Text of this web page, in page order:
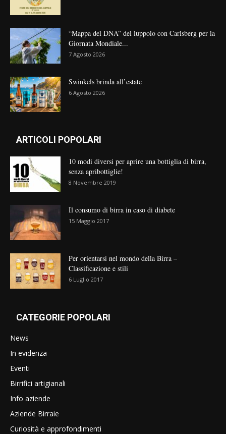
“Mappa del DNA” del luppolo con Carlsberg per la
Giornata Mondiale...
7 Agosto 2026
Swinkels brinda all’estate
6 Agosto 2026
ARTICOLI POPOLARI
10 modi diversi per aprire una bottiglia di birra,
senza apribottiglie!
8 Novembre 2019
Il consumo di birra in caso di diabete
15 Maggio 2017
Per orientarsi nel mondo della Birra –
Classificazione e stili
6 Luglio 2017
CATEGORIE POPOLARI
News
In evidenza
Eventi
Birrifici artigianali
Info aziende
Aziende Birraie
Curiosità e approfondimenti